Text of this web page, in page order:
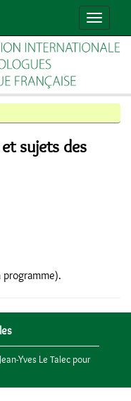
sujets des
programme).
Yves Le Talec pour